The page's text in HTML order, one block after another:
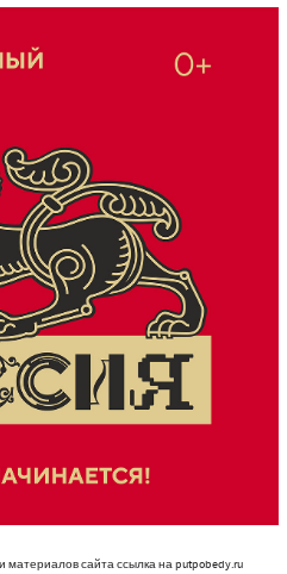
сайта ссылка на putpobedy.ru